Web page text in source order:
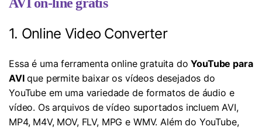
1. Online Video Converter
Essa é uma ferramenta online gratuita doYouTube para
AVIque permite baixar os vídeos desejados do
YouTube em uma variedade de formatos de áudio e
vídeo. Os arquivos de vídeo suportados incluem AVI,
MP4, M4V, MOV, FLV, MPG e WMV. Além do YouTube,